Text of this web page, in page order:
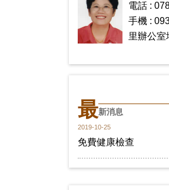
電話 :
手機 :
里辦公室
最新消息
2019-10-25
免費健康檢查